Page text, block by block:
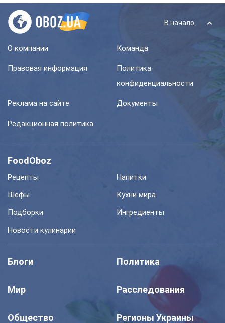
В начало
О компании Команда
Правовая информация
Политика
конфиденциальности
Реклама на сайте Документы
Редакционная политика
FoodOboz
Рецепты
Напитки
Шефы
Кухни мира
Подборки
Ингредиенты
Новости кулинарии
Блоги Политика
Мир Расследования
Общество Регионы Украины